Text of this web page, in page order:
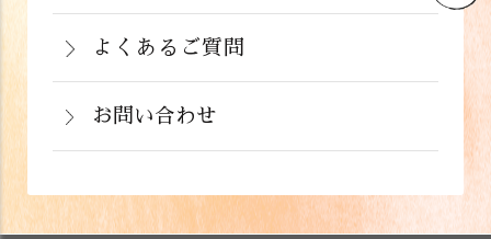
会員登録をされたお客様はポイントを利
用できます。ご注文画面の「お支払い方
法選択」画面にて、ポイント利用を入力
することができます。店舗では利用でき
ません。
詳しくはこちら
よくあるご質問
お問い合わせ
フォームでのお問い合わせ